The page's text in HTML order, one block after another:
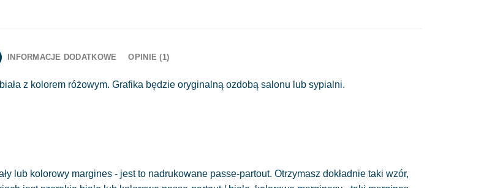
INFORMACJE DODATKOWE OPINIE (1)
z kolorem różowym. Grafika będzie oryginalną ozdobą salonu lub sypialni.
lub kolorowy margines - jest to nadrukowane passe-partout. Otrzymasz dokładnie taki wzór,